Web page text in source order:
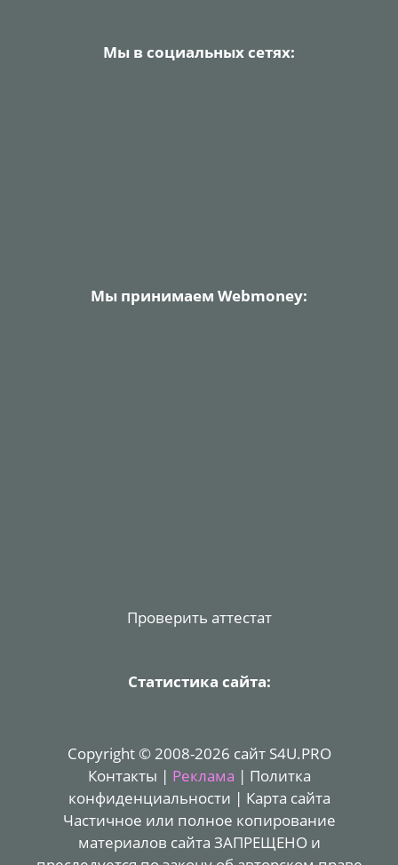
Мы в социальных сетях:
Мы принимаем Webmoney:
Проверить аттестат
Статистика сайта:
Copyright © 2008-2026 сайт S4U.PRO
Контакты | Реклама | Политка
конфиденциальности | Карта сайта
Частичное или полное копирование
материалов сайта ЗАПРЕЩЕНО и